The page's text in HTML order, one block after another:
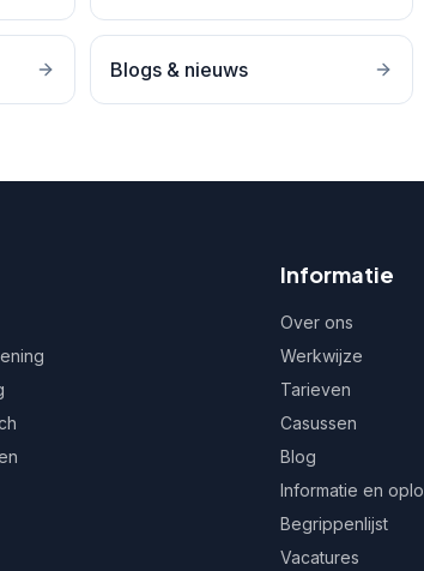
Blogs & nieuws
Informatie
Over ons
Werkwijze
Tarieven
Casussen
Blog
Informatie en
Begrippenlijst
Vacatures